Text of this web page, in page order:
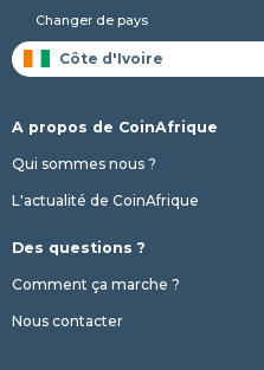
Changer de pays
A propos de CoinAfrique
Qui sommes nous ?
L'actualité de CoinAfrique
Des questions ?
Comment ça marche ?
Nous contacter